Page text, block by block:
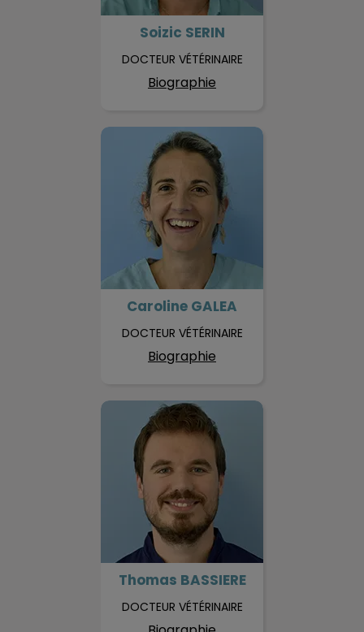
Soizic SERIN
DOCTEUR VÉTÉRINAIRE
Biographie
Caroline GALEA
Caroline GALEA
DOCTEUR VÉTÉRINAIRE
Biographie
Thomas BASSIERE
Thomas BASSIERE
DOCTEUR VÉTÉRINAIRE